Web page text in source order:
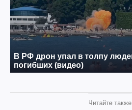
Читайте также